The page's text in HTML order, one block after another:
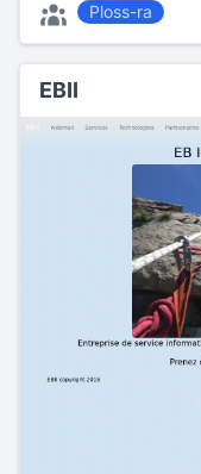
Ploss-ra
EBII